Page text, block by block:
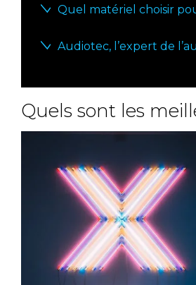
Quel matériel choisir
Audiotec, l’expert de
Quels sont les